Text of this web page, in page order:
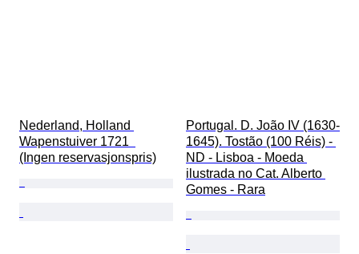
Nederland, Holland
Wapenstuiver 1721
(Ingen reservasjonspris)
Portugal. D. João IV (1630-
1645). Tostão (100 Réis) -
ND - Lisboa - Moeda
ilustrada no Cat. Alberto
Gomes - Rara